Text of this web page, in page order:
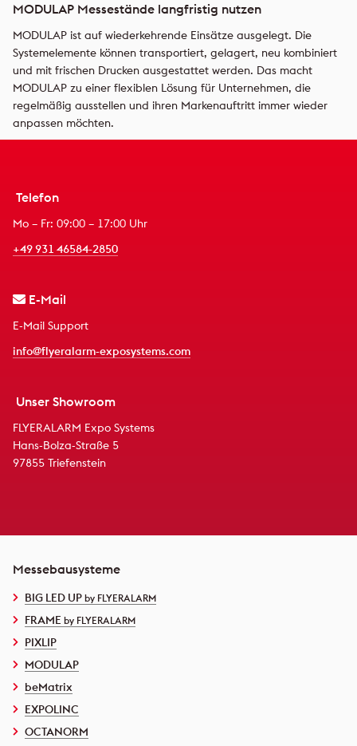
MODULAP Messestände langfristig nutzen
MODULAP ist auf wiederkehrende Einsätze ausgelegt. Die
Systemelemente können transportiert, gelagert, neu kombiniert
und mit frischen Drucken ausgestattet werden. Das macht
MODULAP zu einer flexiblen Lösung für Unternehmen, die
regelmäßig ausstellen und ihren Markenauftritt immer wieder
anpassen möchten.
Telefon
Mo – Fr: 09:00 – 17:00 Uhr
+49 931 46584-2850
E-Mail
E-Mail Support
info@flyeralarm-exposystems.com
Unser Showroom
FLYERALARM Expo Systems
Hans-Bolza-Straße 5
97855 Triefenstein
Messebausysteme
BIG LED UP by FLYERALARM
FRAME by FLYERALARM
PIXLIP
MODULAP
beMatrix
EXPOLINC
OCTANORM